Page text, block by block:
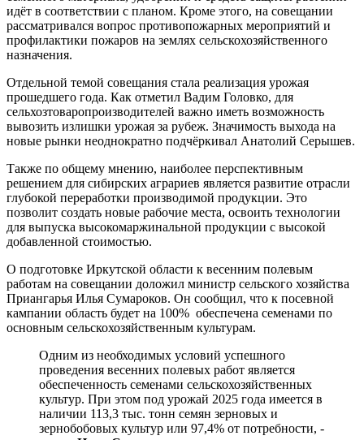
идёт в соответствии с планом. Кроме этого, на совещании
рассматривался вопрос противопожарных мероприятий и
профилактики пожаров на землях сельскохозяйственного
назначения.
Отдельной темой совещания стала реализация урожая
прошедшего года. Как отметил Вадим Головко, для
сельхозтоваропроизводителей важно иметь возможность
вывозить излишки урожая за рубеж. Значимость выхода на
новые рынки неоднократно подчёркивал Анатолий Серышев.
Также по общему мнению, наиболее перспективным
решением для сибирских аграриев является развитие отрасли
глубокой переработки производимой продукции. Это
позволит создать новые рабочие места, освоить технологии
для выпуска высокомаржинальной продукции с высокой
добавленной стоимостью.
О подготовке Иркутской области к весенним полевым
работам на совещании доложил министр сельского хозяйства
Приангарья Илья Сумароков. Он сообщил, что к посевной
кампании область будет на 100% обеспечена семенами по
основным сельскохозяйственным культурам.
Одним из необходимых условий успешного
проведения весенних полевых работ является
обеспеченность семенами сельскохозяйственных
культур. При этом под урожай 2025 года имеется в
наличии 113,3 тыс. тонн семян зерновых и
зернобобовых культур или 97,4% от потребности, -